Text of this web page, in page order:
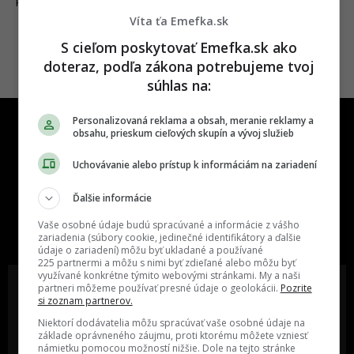
FAKTY A ZAUJÍMAVOSTI
One time najzábavnejšie miesto na
slovenskom internete, next time
najzabávnejšie miesto na svete
Oslov reklamou viac ako milión
ľudí v rôznych vekových
kategóriách a na rôznych
Vieš o niečom zaujímavom alebo
poznáš niekoho, o kom by sme
mali určite napísať?
Víta ťa Emefka.sk
S cieľom poskytovať Emefka.sk ako
doteraz, podľa zákona potrebujeme tvoj
súhlas na:
Personalizovaná reklama a obsah, meranie reklamy a
obsahu, prieskum cieľových skupín a vývoj služieb
Uchovávanie alebo prístup k informáciám na zariadení
Ďalšie informácie
Vaše osobné údaje budú spracúvané a informácie z vášho
zariadenia (súbory cookie, jedinečné identifikátory a ďalšie
údaje o zariadení) môžu byť ukladané a používané
225 partnermi a môžu s nimi byť zdieľané alebo môžu byť
využívané konkrétne týmito webovými stránkami. My a naši
partneri môžeme používať presné údaje o geolokácii. Pozrite
si zoznam partnerov.
Niektorí dodávatelia môžu spracúvať vaše osobné údaje na
základe oprávneného záujmu, proti ktorému môžete vzniesť
námietku pomocou možností nižšie. Dole na tejto stránke